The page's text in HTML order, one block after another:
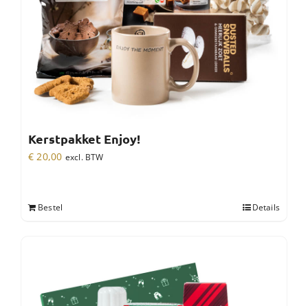
Kerstpakket Enjoy!
€ 20,00 excl. BTW
Bestel Details